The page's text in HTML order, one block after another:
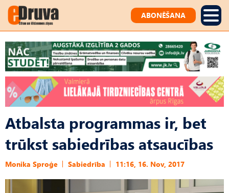
ABONĒŠANA
Atbalsta programmas ir, bet
trūkst sabiedrības atsaucības
Monika Sproģe Sabiedrība 11:16, 16. Nov, 2017